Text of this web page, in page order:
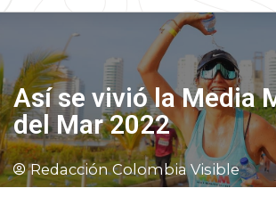
Así se vivió la Media
del Mar 2022
Redacción Colombia Visible